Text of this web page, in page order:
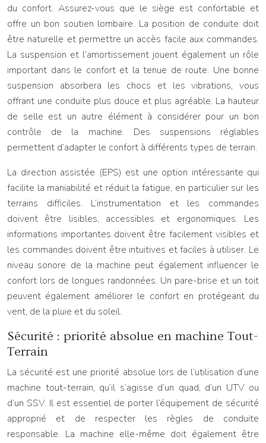
du confort. Assurez-vous que le siège est confortable et
offre un bon soutien lombaire. La position de conduite doit
être naturelle et permettre un accès facile aux commandes.
La suspension et l’amortissement jouent également un rôle
important dans le confort et la tenue de route. Une bonne
suspension absorbera les chocs et les vibrations, vous
offrant une conduite plus douce et plus agréable. La hauteur
de selle est un autre élément à considérer pour un bon
contrôle de la machine. Des suspensions réglables
permettent d’adapter le confort à différents types de terrain.
La direction assistée (EPS) est une option intéressante qui
facilite la maniabilité et réduit la fatigue, en particulier sur les
terrains difficiles. L’instrumentation et les commandes
doivent être lisibles, accessibles et ergonomiques. Les
informations importantes doivent être facilement visibles et
les commandes doivent être intuitives et faciles à utiliser. Le
niveau sonore de la machine peut également influencer le
confort lors de longues randonnées. Un pare-brise et un toit
peuvent également améliorer le confort en protégeant du
vent, de la pluie et du soleil.
Sécurité : priorité absolue en machine Tout-
Terrain
La sécurité est une priorité absolue lors de l’utilisation d’une
machine tout-terrain, qu’il s’agisse d’un quad, d’un UTV ou
d’un SSV. Il est essentiel de porter l’équipement de sécurité
approprié et de respecter les règles de conduite
responsable. La machine elle-même doit également être